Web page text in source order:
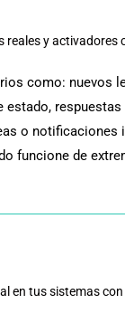
reales y activadores
como: nuevos
estado,
o notificaciones
funcione de
en tus sistemas con